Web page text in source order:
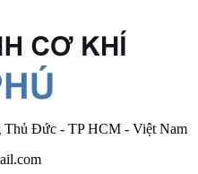
Thủ Đức - TP HCM - Việt Nam